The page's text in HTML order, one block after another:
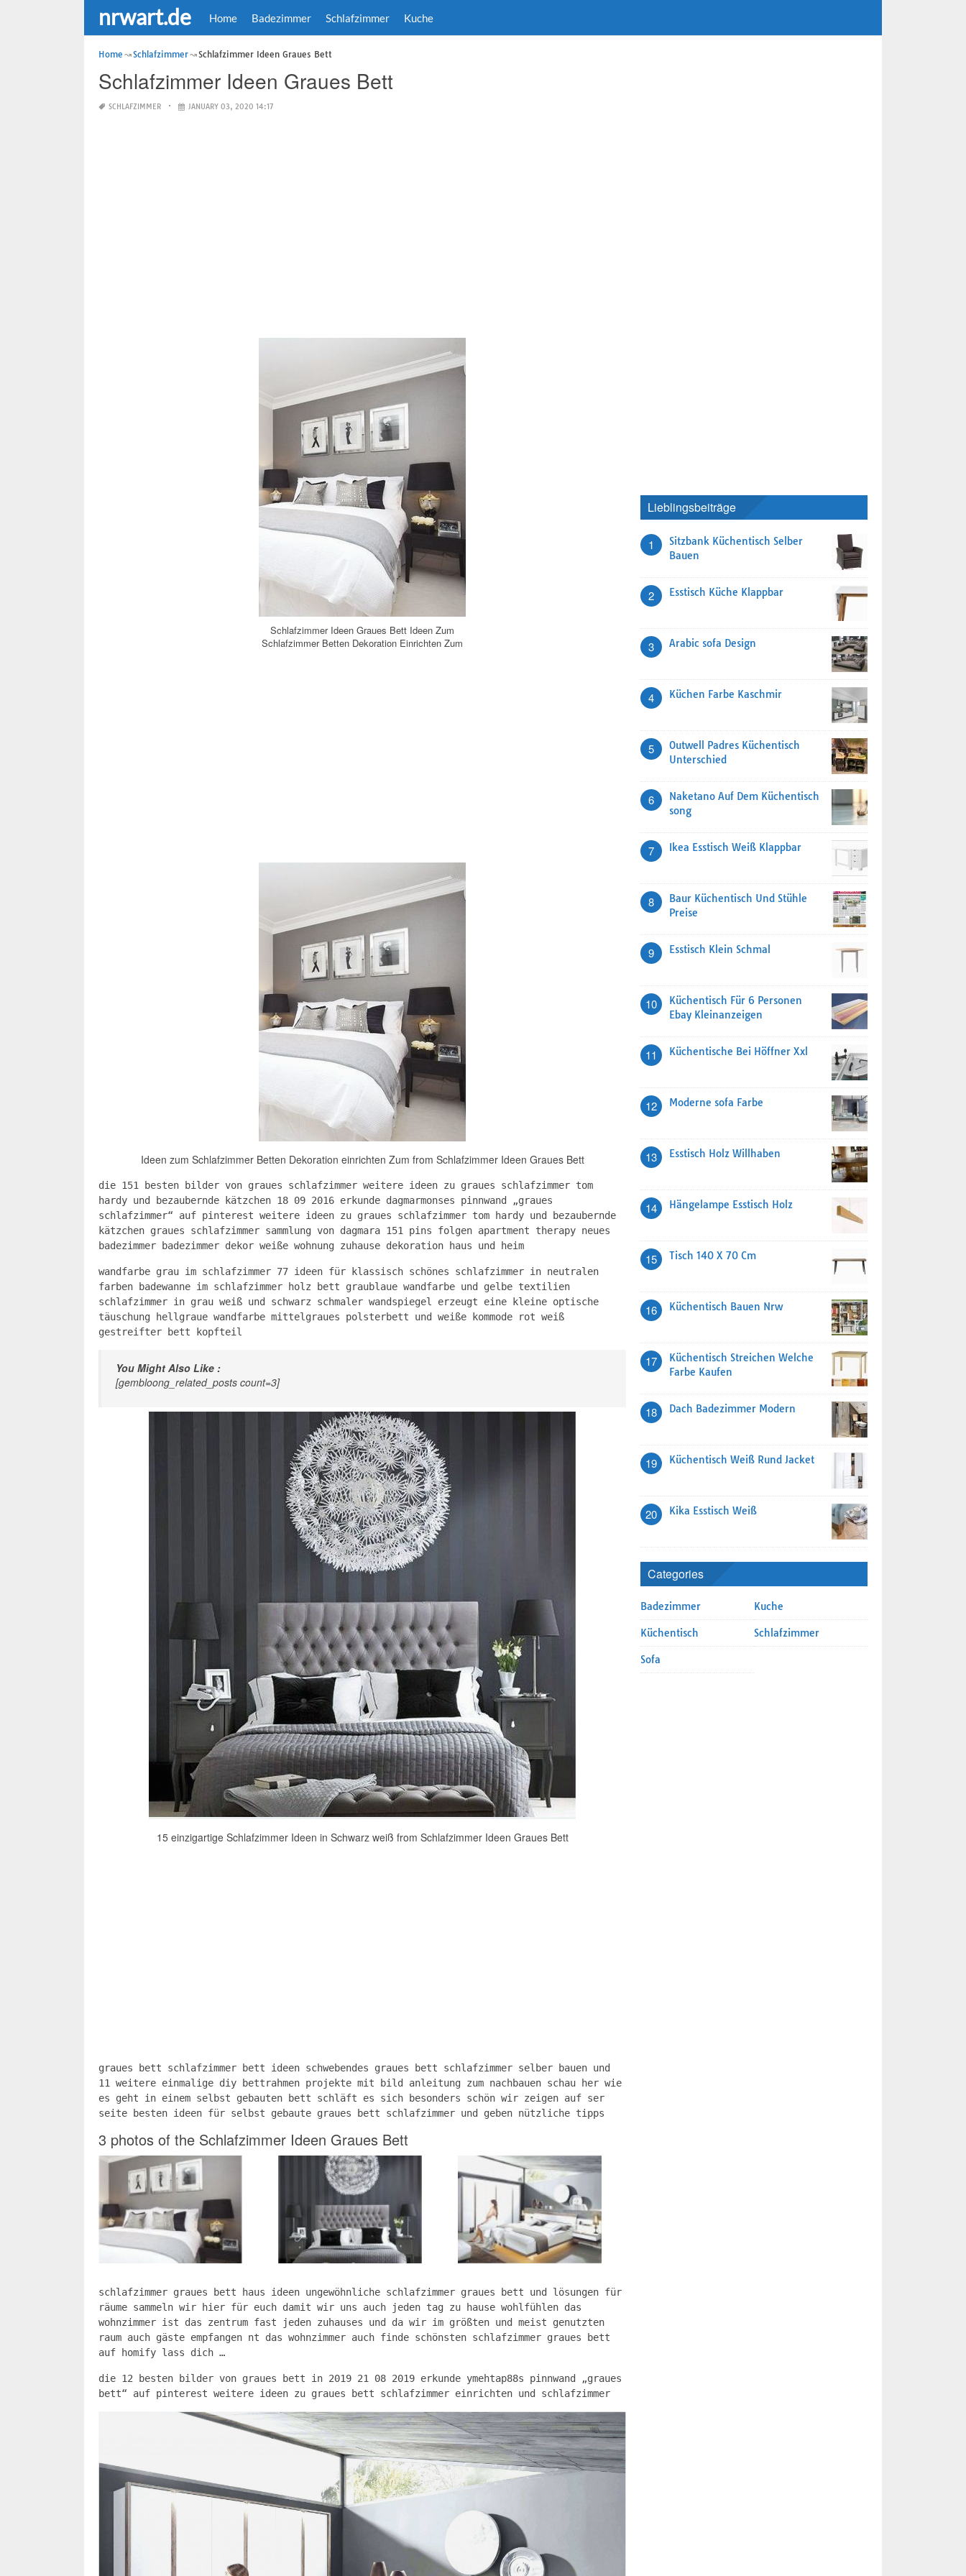
nrwart.de Home Badezimmer Schlafzimmer Kuche
Home Schlafzimmer Schlafzimmer Ideen Graues Bett
Schlafzimmer Ideen Graues Bett
SCHLAFZIMMER JANUARY 03, 2020 14:17
Schlafzimmer Ideen Graues Bett Ideen Zum
Schlafzimmer Betten Dekoration Einrichten Zum
Ideen zum Schlafzimmer Betten Dekoration einrichten Zum from Schlafzimmer Ideen Graues Bett
die 151 besten bilder von graues schlafzimmer weitere ideen zu graues schlafzimmer tom
hardy und bezaubernde kätzchen 18 09 2016 erkunde dagmarmonses pinnwand „graues
schlafzimmer“ auf pinterest weitere ideen zu graues schlafzimmer tom hardy und bezaubernde
kätzchen graues schlafzimmer sammlung von dagmara 151 pins folgen apartment therapy neues
badezimmer badezimmer dekor weiße wohnung zuhause dekoration haus und heim
wandfarbe grau im schlafzimmer 77 ideen für klassisch schönes schlafzimmer in neutralen
farben badewanne im schlafzimmer holz bett graublaue wandfarbe und gelbe textilien
schlafzimmer in grau weiß und schwarz schmaler wandspiegel erzeugt eine kleine optische
täuschung hellgraue wandfarbe mittelgraues polsterbett und weiße kommode rot weiß
gestreifter bett kopfteil
You Might Also Like :
[gembloong_related_posts count=3]
15 einzigartige Schlafzimmer Ideen in Schwarz weiß from Schlafzimmer Ideen Graues Bett
graues bett schlafzimmer bett ideen schwebendes graues bett schlafzimmer selber bauen und
11 weitere einmalige diy bettrahmen projekte mit bild anleitung zum nachbauen schau her wie
es geht in einem selbst gebauten bett schläft es sich besonders schön wir zeigen auf ser
seite besten ideen für selbst gebaute graues bett schlafzimmer und geben nützliche tipps
3 photos of the Schlafzimmer Ideen Graues Bett
schlafzimmer graues bett haus ideen ungewöhnliche schlafzimmer graues bett und lösungen für
räume sammeln wir hier für euch damit wir uns auch jeden tag zu hause wohlfühlen das
wohnzimmer ist das zentrum fast jeden zuhauses und da wir im größten und meist genutzten
raum auch gäste empfangen nt das wohnzimmer auch finde schönsten schlafzimmer graues bett
auf homify lass dich …
die 12 besten bilder von graues bett in 2019 21 08 2019 erkunde ymehtap88s pinnwand „graues
bett“ auf pinterest weitere ideen zu graues bett schlafzimmer einrichten und schlafzimmer
Lieblingsbeiträge
1
Sitzbank Küchentisch Selber
Bauen
2 Esstisch Küche Klappbar
3 Arabic sofa Design
4 Küchen Farbe Kaschmir
5
Outwell Padres Küchentisch
Unterschied
6
Naketano Auf Dem Küchentisch
song
7 Ikea Esstisch Weiß Klappbar
8
Baur Küchentisch Und Stühle
Preise
9 Esstisch Klein Schmal
10
Küchentisch Für 6 Personen
Ebay Kleinanzeigen
11 Küchentische Bei Höffner Xxl
12 Moderne sofa Farbe
13 Esstisch Holz Willhaben
14 Hängelampe Esstisch Holz
15 Tisch 140 X 70 Cm
16 Küchentisch Bauen Nrw
17
Küchentisch Streichen Welche
Farbe Kaufen
18 Dach Badezimmer Modern
19 Küchentisch Weiß Rund Jacket
20 Kika Esstisch Weiß
Categories
Badezimmer Kuche
Küchentisch Schlafzimmer
Sofa